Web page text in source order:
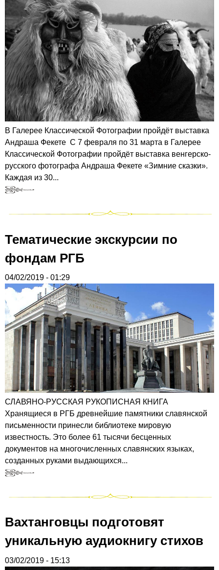
В Галерее Классической Фотографии пройдёт выставка
Андраша Фекете С 7 февраля по 31 марта в Галерее
Классической Фотографии пройдёт выставка венгерско-
русского фотографа Андраша Фекете «Зимние сказки».
Каждая из 30...
Тематические экскурсии по
фондам РГБ
04/02/2019 - 01:29
СЛАВЯНО-РУССКАЯ РУКОПИСНАЯ КНИГА
Хранящиеся в РГБ древнейшие памятники славянской
письменности принесли библиотеке мировую
известность. Это более 61 тысячи бесценных
документов на многочисленных славянских языках,
созданных руками выдающихся...
Вахтанговцы подготовят
уникальную аудиокнигу стихов
03/02/2019 - 15:13